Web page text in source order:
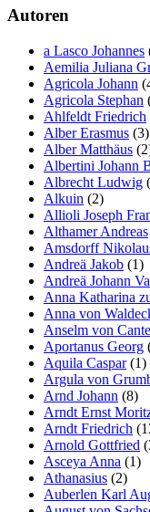
Autoren
a Lasco Johannes
Aemilia Juliana
Agricola Johann
Agricola Stephan
Ahlfeldt Friedrich
Alber Erasmus (3)
Alber Matthäus
Albertini Johann
Albrecht Ludwig
Alkuin (2)
Allioli Joseph
Althamer Andreas
Amsdorff
Andreä Jakob (1)
Andreä Johann
Anna Katharina
Anna von
Anselm von
Aportanus Georg
Aquila Caspar(1)
Argula von
Arnd Johann (8)
Arndt Ernst
Arndt Friedrich
Arnold Gottfried
Asceya Anna (1)
Athanasius (2)
Auberlen Karl